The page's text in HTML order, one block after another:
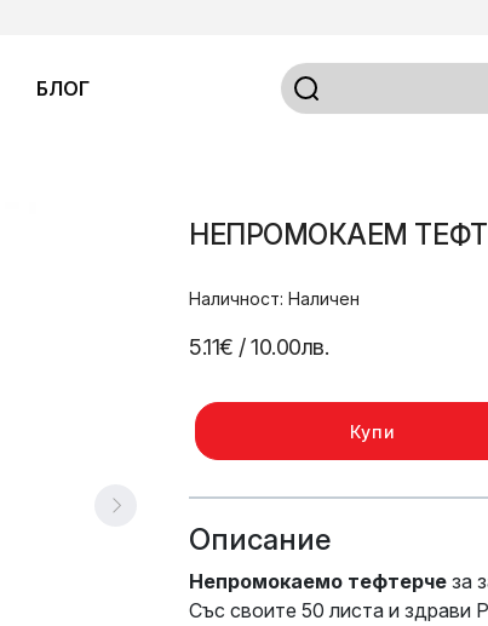
БЛОГ
НЕПРОМОКАЕМ
Наличност: Наличен
5.11€ / 10.00лв.
Купи
Описание
Непромокаемо тефтерче за
Със своите 50 листа и здрави